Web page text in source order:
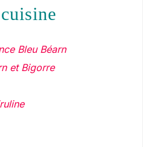
cuisine
Bleu Béarn
et Bigorre